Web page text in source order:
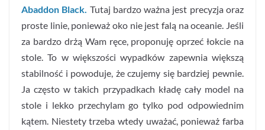
Abaddon Black. Tutaj bardzo ważna jest precyzja oraz
proste linie, ponieważ oko nie jest falą na oceanie. Jeśli
za bardzo drżą Wam ręce, proponuję oprzeć łokcie na
stole. To w większości wypadków zapewnia większą
stabilność i powoduje, że czujemy się bardziej pewnie.
Ja często w takich przypadkach kładę cały model na
stole i lekko przechylam go tylko pod odpowiednim
kątem. Niestety trzeba wtedy uważać, ponieważ farba